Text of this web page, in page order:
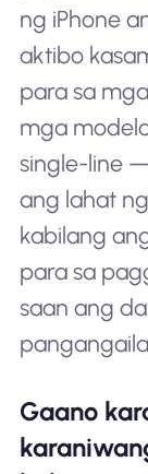
ng iPhone
aktibo
para sa
mga
single-line
ang lahat
kabilang
para sa
saan ang
Gaano